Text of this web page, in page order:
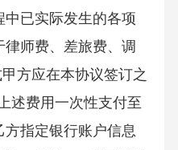
已实际发生的各项
师费、差旅费、调
方应在本协议签订之
述费用一次性支付至
指定银行账户信息